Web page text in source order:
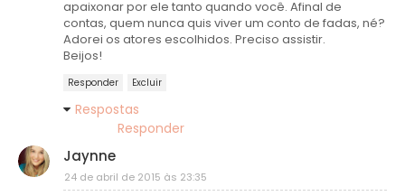
apaixonar por ele tanto quando você. Afinal de
contas, quem nunca quis viver um conto de fadas, né?
Adorei os atores escolhidos. Preciso assistir.
Beijos!
Responder Excluir
Respostas
Responder
Jaynne
24 de abril de 2015 às 23:35